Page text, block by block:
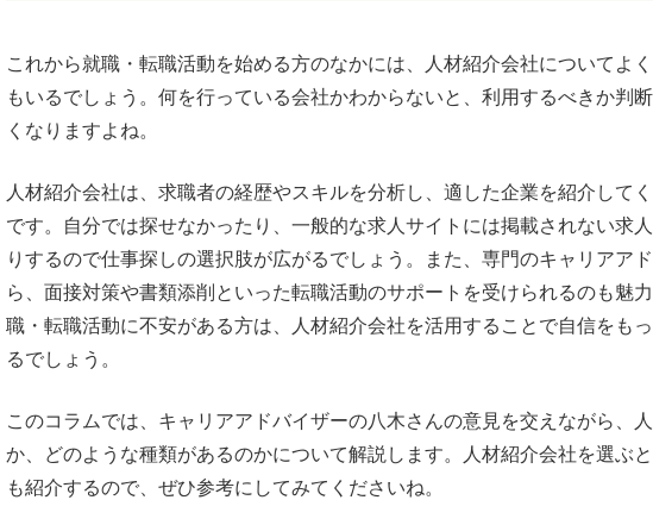
これから就職・転職活動を始める方のなかには、人材紹介会社についてよ
もいるでしょう。何を行っている会社かわからないと、利用するべきか判
くなりますよね。
人材紹介会社は、求職者の経歴やスキルを分析し、適した企業を紹介して
です。自分では探せなかったり、一般的な求人サイトには掲載されない求
りするので仕事探しの選択肢が広がるでしょう。また、専門のキャリアア
ら、面接対策や書類添削といった転職活動のサポートを受けられるのも魅
職・転職活動に不安がある方は、人材紹介会社を活用することで自信をも
るでしょう。
このコラムでは、キャリアアドバイザーの八木さんの意見を交えながら、
か、どのような種類があるのかについて解説します。人材紹介会社を選ぶ
も紹介するので、ぜひ参考にしてみてくださいね。